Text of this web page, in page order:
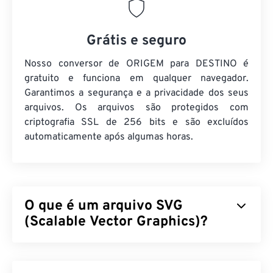
Grátis e seguro
Nosso conversor de ORIGEM para DESTINO é
gratuito e funciona em qualquer navegador.
Garantimos a segurança e a privacidade dos seus
arquivos. Os arquivos são protegidos com
criptografia SSL de 256 bits e são excluídos
automaticamente após algumas horas.
O que é um arquivo SVG
(Scalable Vector Graphics)?